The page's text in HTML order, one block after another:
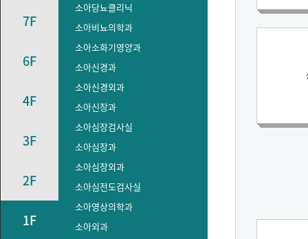
7F
6F
4F
3F
2F
1F
소아당뇨클리닉
소아비뇨의학과
소아소화기영양과
소아신경과
소아신경외과
소아신장과
소아심장검사실
소아심장과
소아심장외과
소아심전도검사실
소아영상의학과
소아외과